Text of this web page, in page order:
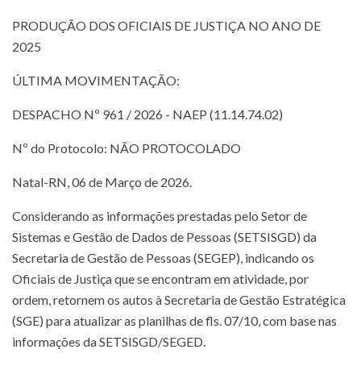
PRODUÇÃO DOS OFICIAIS DE JUSTIÇA NO ANO DE
2025
ÚLTIMA MOVIMENTAÇÃO:
DESPACHO Nº 961 / 2026 - NAEP (11.14.74.02)
Nº do Protocolo: NÃO PROTOCOLADO
Natal-RN, 06 de Março de 2026.
Considerando as informações prestadas pelo Setor de
Sistemas e Gestão de Dados de Pessoas (SETSISGD) da
Secretaria de Gestão de Pessoas (SEGEP), indicando os
Oficiais de Justiça que se encontram em atividade, por
ordem, retornem os autos à Secretaria de Gestão Estratégica
(SGE) para atualizar as planilhas de fls. 07/10, com base nas
informações da SETSISGD/SEGED.